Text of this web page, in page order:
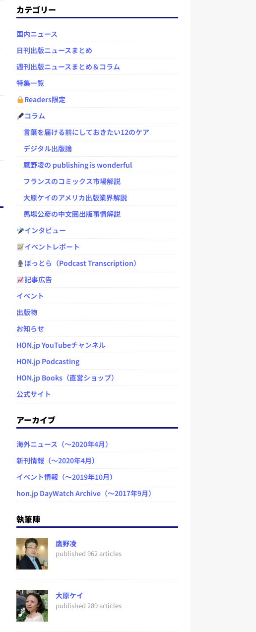
カテゴリー
国内ニュース
日刊出版ニュースまとめ
週刊出版ニュースまとめ＆コラム
特集一覧
Readers限定
コラム
言葉を届ける前にしておきたい12のケア
デジタル出版論
鷹野凌の publishing is wonderful
フランスのコミックス市場解説
大原ケイのアメリカ出版業界解説
馬場公彦の中文圏出版事情解説
インタビュー
イベントレポート
ぽっとら（Podcast Transcription）
記事広告
イベント
出版物
お知らせ
HON.jp YouTubeチャンネル
HON.jp Podcasting
HON.jp Books（直営ショップ）
公式サイト
アーカイブ
海外ニュース（～2020年4月）
新刊情報（～2020年4月）
イベント情報（～2019年10月）
hon.jp DayWatch Archive（～2017年9月）
執筆陣
鷹野凌
published 962 articles
大原ケイ
published 289 articles